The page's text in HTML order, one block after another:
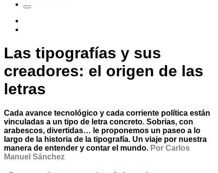
Las tipografías y sus
creadores: el origen de las
letras
Cada avance tecnológico y cada corriente política están
vinculadas a un tipo de letra concreto. Sobrias, con
arabescos, divertidas… le proponemos un paseo a lo
largo de la historia de la tipografía. Un viaje por nuestra
manera de entender y contar el mundo. Por Carlos
Manuel Sánchez